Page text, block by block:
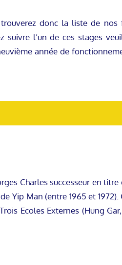
donc la liste de
l’un de ces stages
année de
Charles successeur en
Yip Man (entre 1965 et
Ecoles Externes (Hung